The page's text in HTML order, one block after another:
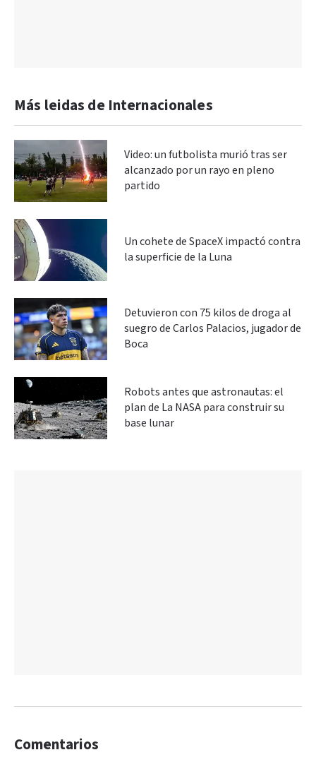
Más leidas de Internacionales
Video: un futbolista murió tras ser
alcanzado por un rayo en pleno
partido
Un cohete de SpaceX impactó contra
la superficie de la Luna
Detuvieron con 75 kilos de droga al
suegro de Carlos Palacios, jugador de
Boca
Robots antes que astronautas: el
plan de La NASA para construir su
base lunar
Comentarios